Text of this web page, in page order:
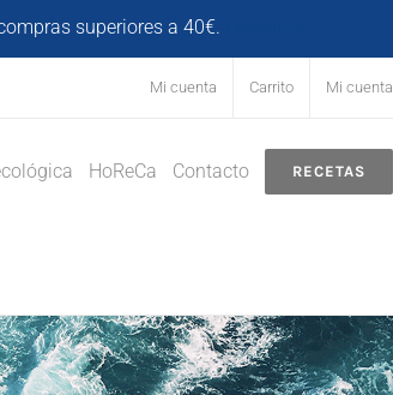
superiores a 40€.
Mi cuenta Carrito Mi cuenta
HoReCa Contacto RECETAS